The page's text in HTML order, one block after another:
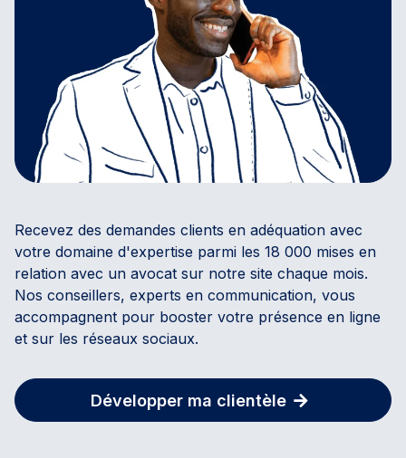
Recevez des demandes clients en adéquation avec
votre domaine d'expertise parmi les 18 000 mises en
relation avec un avocat sur notre site chaque mois.
Nos conseillers, experts en communication, vous
accompagnent pour booster votre présence en ligne
et sur les réseaux sociaux.
Développer ma clientèle